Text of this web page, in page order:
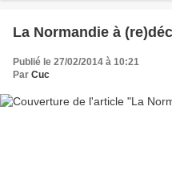
La Normandie à
Publié le 27/02/2014 à 10:21
Par Cuc